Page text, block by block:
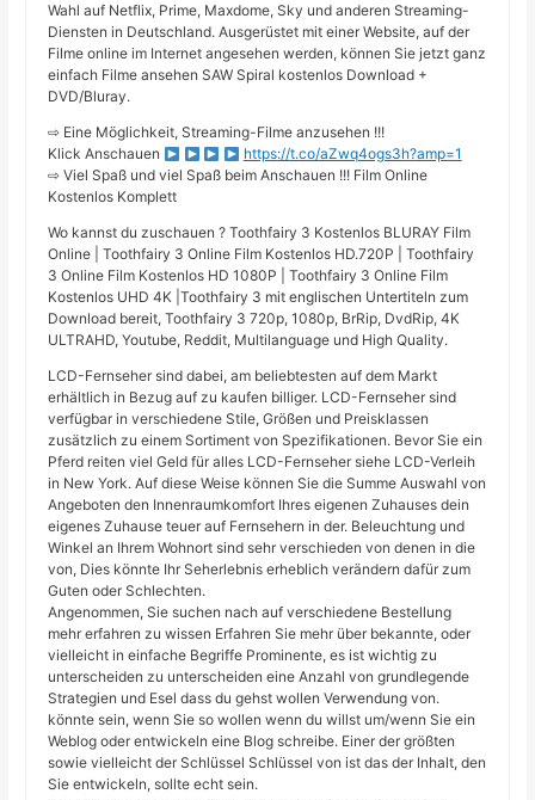
Wahl auf Netflix, Prime, Maxdome, Sky und anderen Streaming-
Diensten in Deutschland. Ausgerüstet mit einer Website, auf der
Filme online im Internet angesehen werden, können Sie jetzt ganz
einfach Filme ansehen SAW Spiral kostenlos Download +
DVD/Bluray.
⇨ Eine Möglichkeit, Streaming-Filme anzusehen !!!
Klick Anschauen
https://t.co/aZwq4ogs3h?amp=1
⇨ Viel Spaß und viel Spaß beim Anschauen !!! Film Online
Kostenlos Komplett
Wo kannst du zuschauen ? Toothfairy 3 Kostenlos BLURAY Film
Online | Toothfairy 3 Online Film Kostenlos HD.720P | Toothfairy
3 Online Film Kostenlos HD 1080P | Toothfairy 3 Online Film
Kostenlos UHD 4K |Toothfairy 3 mit englischen Untertiteln zum
Download bereit, Toothfairy 3 720p, 1080p, BrRip, DvdRip, 4K
ULTRAHD, Youtube, Reddit, Multilanguage und High Quality.
LCD-Fernseher sind dabei, am beliebtesten auf dem Markt
erhältlich in Bezug auf zu kaufen billiger. LCD-Fernseher sind
verfügbar in verschiedene Stile, Größen und Preisklassen
zusätzlich zu einem Sortiment von Spezifikationen. Bevor Sie ein
Pferd reiten viel Geld für alles LCD-Fernseher siehe LCD-Verleih
in New York. Auf diese Weise können Sie die Summe Auswahl von
Angeboten den Innenraumkomfort Ihres eigenen Zuhauses dein
eigenes Zuhause teuer auf Fernsehern in der. Beleuchtung und
Winkel an Ihrem Wohnort sind sehr verschieden von denen in die
von, Dies könnte Ihr Seherlebnis erheblich verändern dafür zum
Guten oder Schlechten.
Angenommen, Sie suchen nach auf verschiedene Bestellung
mehr erfahren zu wissen Erfahren Sie mehr über bekannte, oder
vielleicht in einfache Begriffe Prominente, es ist wichtig zu
unterscheiden zu unterscheiden eine Anzahl von grundlegende
Strategien und Esel dass du gehst wollen Verwendung von.
könnte sein, wenn Sie so wollen wenn du willst um/wenn Sie ein
Weblog oder entwickeln eine Blog schreibe. Einer der größten
sowie vielleicht der Schlüssel Schlüssel von ist das der Inhalt, den
Sie entwickeln, sollte echt sein.